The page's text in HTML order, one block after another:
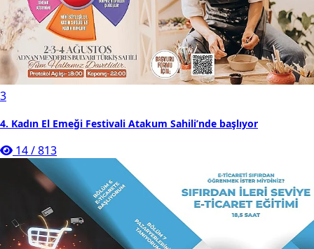
3
4. Kadın El Emeği Festivali Atakum Sahili’nde başlıyor
14/813